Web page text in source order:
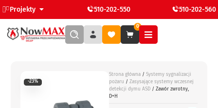
Projekty 510-202-550 510-202-560
0
-23%
Strona główna / Systemy sygnalizacji
pożaru / Zasysające systemy wczesnej
detekcji dymu ASD / Zawór zwrotny,
D+H